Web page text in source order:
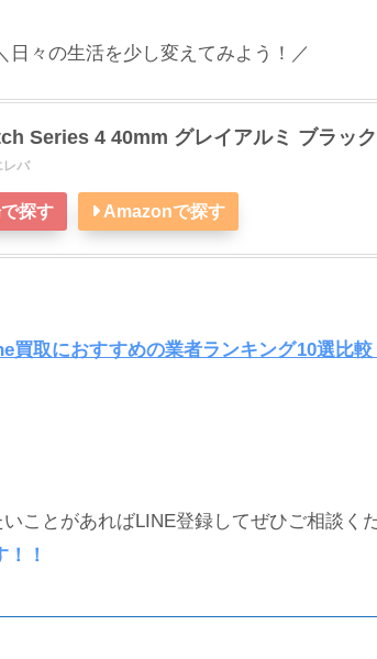
日々の生活を少し変えてみよう！／
Series 4 40mm グレイアルミ ブラッ
レバ
探す Amazonで探す
買取におすすめの業者ランキング10選比
ことがあればLINE登録してぜひご相談く
！